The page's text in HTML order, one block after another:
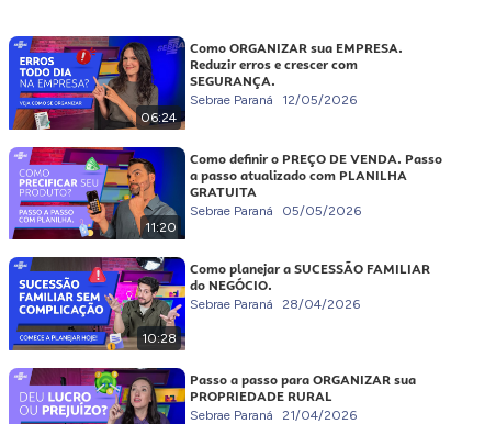
06:24
Como ORGANIZAR sua EMPRESA.
Reduzir erros e crescer com
SEGURANÇA.
Sebrae Paraná 12/05/2026
11:20
Como definir o PREÇO DE VENDA. Passo
a passo atualizado com PLANILHA
GRATUITA
Sebrae Paraná 05/05/2026
10:28
Como planejar a SUCESSÃO FAMILIAR
do NEGÓCIO.
Sebrae Paraná 28/04/2026
Passo a passo para ORGANIZAR sua
PROPRIEDADE RURAL
Sebrae Paraná 21/04/2026